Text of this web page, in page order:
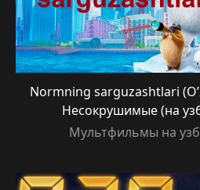
Normning sarguzashtlari
Несокрушимые (на
Мультфильмы на